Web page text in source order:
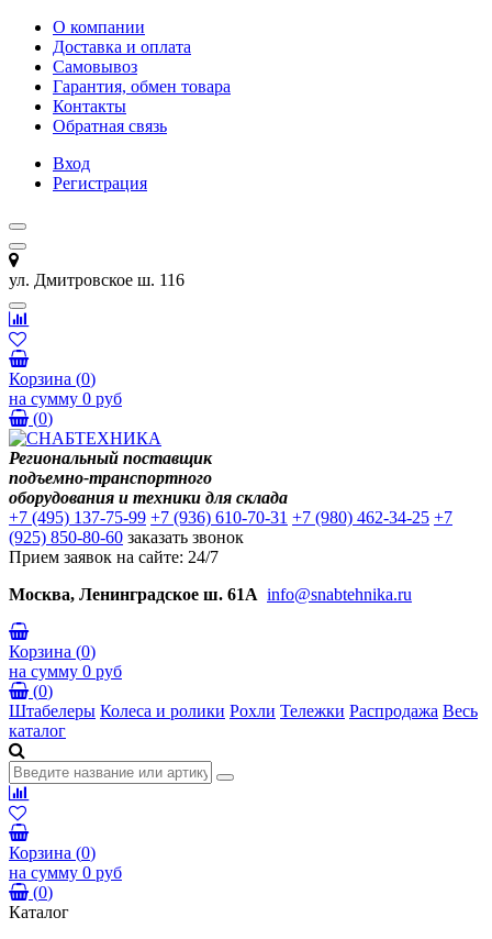
О компании
Доставка и оплата
Самовывоз
Гарантия, обмен товара
Контакты
Обратная связь
Вход
Регистрация
ул. Дмитровское ш. 116
Корзина (0)
на сумму 0 руб
(0)
Региональный поставщик
подъемно-транспортного
оборудования и техники для склада
+7 (495) 137-75-99 +7 (936) 610-70-31 +7 (980) 462-34-25 +7
(925) 850-80-60 заказать звонок
Прием заявок на сайте: 24/7
Москва, Ленинградское ш. 61А info@snabtehnika.ru
Корзина (0)
на сумму 0 руб
(0)
Штабелеры Колеса и ролики Рохли Тележки Распродажа Весь
каталог
Корзина (0)
на сумму 0 руб
(0)
Каталог